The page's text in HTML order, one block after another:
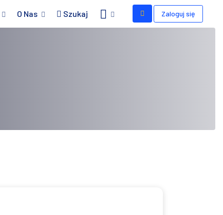
O Nas Szukaj Zaloguj się